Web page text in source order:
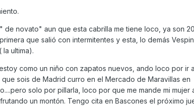
de novato" aun que esta cabrilla me tiene loco, ya son
que salió con intermitentes y esta, lo demás
la ultima).
como un niño con zapatos nuevos, ando loco por ir
sois de Madrid curro en el Mercado de Maravillas en
solo por pillarla, loco por que me mande mi mujer
un montón. Tengo cita en Bascones el próximo